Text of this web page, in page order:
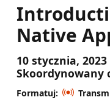
Native
10 stycznia, 2023
Skoordynowany
Formatuj: